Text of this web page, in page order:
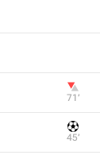
71‎’‎
45‎’‎